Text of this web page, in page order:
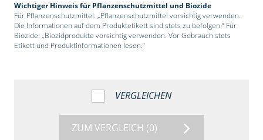
Wichtiger Hinweis für Pflanzenschutzmittel und Biozide
Für Pflanzenschutzmittel: „Pflanzenschutzmittel vorsichtig verwenden.
Die Informationen auf dem Produktetikett sind stets zu befolgen.“ Für
Biozide: „Biozidprodukte vorsichtig verwenden. Vor Gebrauch stets
Etikett und Produktinformationen lesen.“
VERGLEICHEN
ZUM VERGLEICH (0)